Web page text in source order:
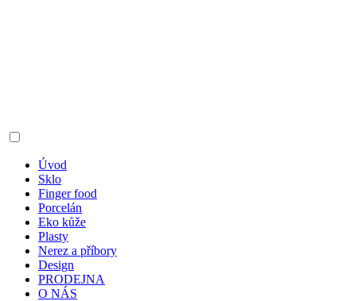
Úvod
Sklo
Finger food
Porcelán
Eko kůže
Plasty
Nerez a příbory
Design
PRODEJNA
O NÁS